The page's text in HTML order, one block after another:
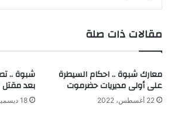
مقالات ذات صلة
معارك شبوة .. احكام السيطرة
على أولى مديريات حضرموت
22 أغسطس، 2022
شبوة ..
بعد مقتل
18 ديسمبر، 2022